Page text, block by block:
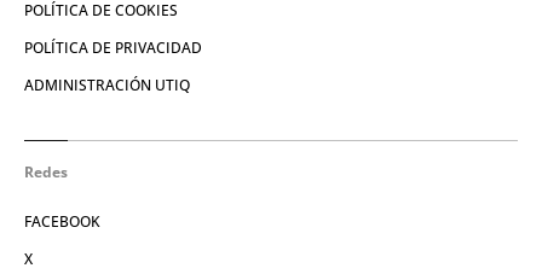
POLÍTICA DE COOKIES
POLÍTICA DE PRIVACIDAD
ADMINISTRACIÓN UTIQ
Redes
FACEBOOK
X